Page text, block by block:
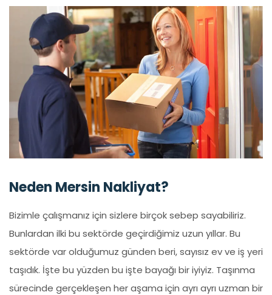
Neden Mersin Nakliyat?
Bizimle çalışmanız için sizlere birçok sebep sayabiliriz.
Bunlardan ilki bu sektörde geçirdiğimiz uzun yıllar. Bu
sektörde var olduğumuz günden beri, sayısız ev ve iş yeri
taşıdık. İşte bu yüzden bu işte bayağı bir iyiyiz. Taşınma
sürecinde gerçekleşen her aşama için ayrı ayrı uzman bir